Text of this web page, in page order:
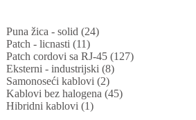
Puna žica - solid (24)
Patch - licnasti (11)
Patch cordovi sa RJ-45 (127)
Eksterni - industrijski (8)
Samonoseći kablovi (2)
Kablovi bez halogena (45)
Hibridni kablovi (1)